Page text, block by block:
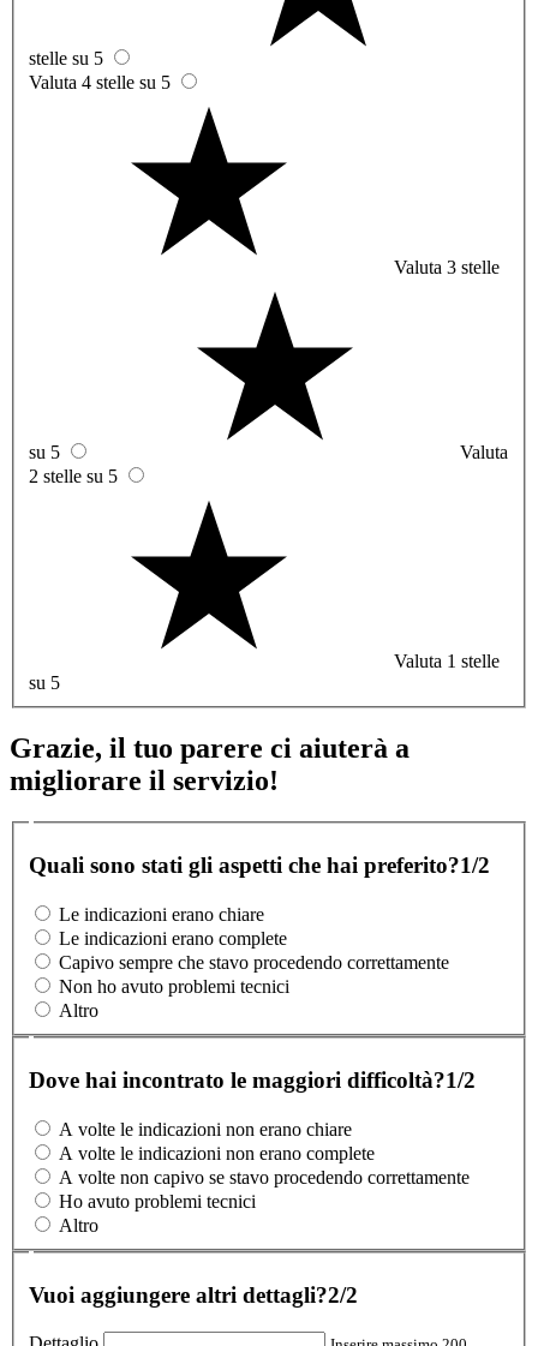
stelle su 5
Valuta 4 stelle su 5
Valuta 3 stelle
su 5
Valuta
2 stelle su 5
Valuta 1 stelle
su 5
Grazie, il tuo parere ci aiuterà a
migliorare il servizio!
Quali sono stati gli aspetti che hai preferito?1/2
Le indicazioni erano chiare
Le indicazioni erano complete
Capivo sempre che stavo procedendo correttamente
Non ho avuto problemi tecnici
Altro
Dove hai incontrato le maggiori difficoltà?1/2
A volte le indicazioni non erano chiare
A volte le indicazioni non erano complete
A volte non capivo se stavo procedendo correttamente
Ho avuto problemi tecnici
Altro
Vuoi aggiungere altri dettagli?2/2